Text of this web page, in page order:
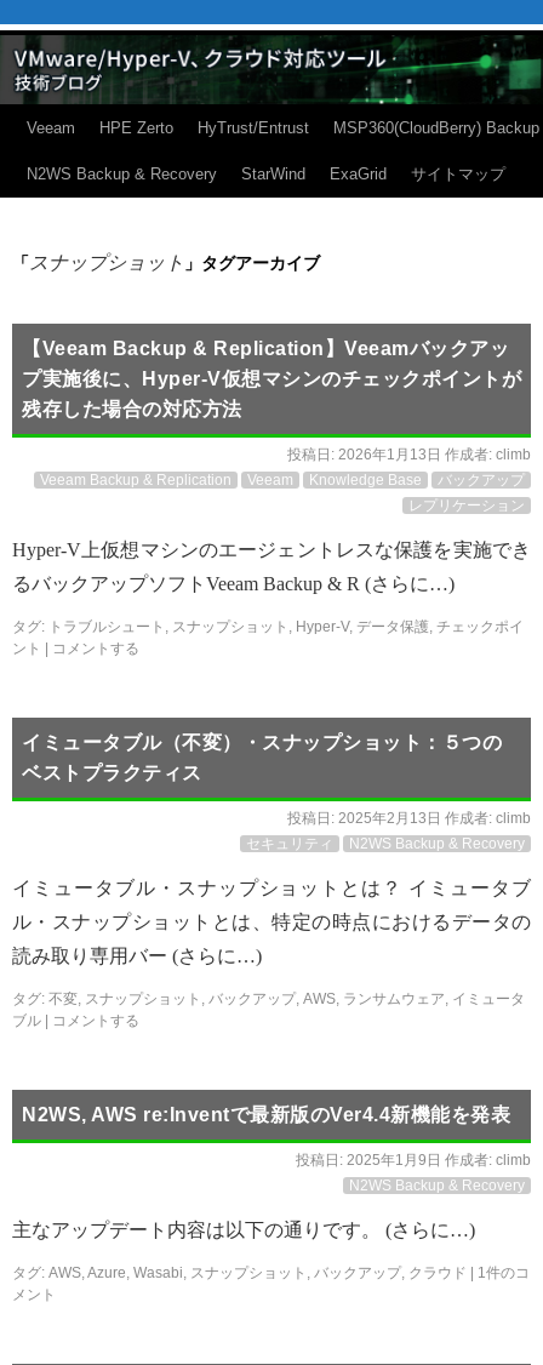
Veeam HPE Zerto HyTrust/Entrust MSP360(CloudBerry) Backup
N2WS Backup & Recovery StarWind ExaGrid サイトマップ
「 スナップショット 」タグアーカイブ
【Veeam Backup & Replication】Veeamバックアッ
プ実施後に、Hyper-V仮想マシンのチェックポイントが
残存した場合の対応方法
投稿日: 2026年1月13日 作成者: climb
Veeam Backup & Replication
Veeam Knowledge Base
バックアップ
レプリケーション
Hyper-V上仮想マシンのエージェントレスな保護を実施でき
るバックアップソフトVeeam Backup & R (さらに…)
タグ: トラブルシュート , スナップショット , Hyper-V, データ保護, チェックポイ
ント
コメントする
イミュータブル（不変）・スナップショット：５つの
ベストプラクティス
投稿日: 2025年2月13日 作成者: climb
セキュリティ
N2WS Backup & Recovery
イミュータブル・スナップショットとは？ イミュータブ
ル・スナップショットとは、特定の時点におけるデータの
読み取り専用バー (さらに…)
タグ: 不変, スナップショット , バックアップ, AWS, ランサムウェア, イミュータ
ブル
コメントする
N2WS, AWS re:Inventで最新版のVer4.4新機能を発表
投稿日: 2025年1月9日 作成者: climb
N2WS Backup & Recovery
主なアップデート内容は以下の通りです。 (さらに…)
タグ: AWS,Azure, Wasabi, スナップショット , バックアップ, クラウド
1件のコ
メント